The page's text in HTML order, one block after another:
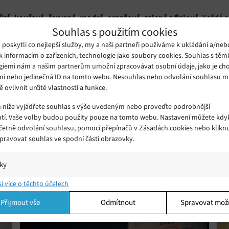
Souhlas s použitím cookies
poskytli co nejlepší služby, my a naši partneři používáme k ukládání a/
informacím o zařízeních, technologie jako soubory cookies. Souhlas s
nám a našim partnerům umožní zpracovávat osobní údaje, jako je
nebo jedinečná ID na tomto webu. Nesouhlas nebo odvolání souhlasu
ovlivnit určité vlastnosti a funkce.
vyjádřete souhlas s výše uvedeným nebo proveďte podrobnější
Vaše volby budou použity pouze na tomto webu. Nastavení můžete
odvolání souhlasu, pomocí přepínačů v Zásadách cookies nebo
souhlas ve spodní části obrazovky.
a/nebo přístup k informacím v zařízení, Porozumění publiku
kombinací údajů z různých zdrojů.
více o těchto účelech
Přijmout vše Odmítnout Spravovat
kouřové, červené, modré, oranžové, zelené a fialové. Každá
dolarů dražší než základní verze, které v tuto chvíli již nejsou
a společnost Analogue sdělila, že se po vyprodání již
přehrávat kazety Game Boy a Game Boy Advancepřímo z
. Můžete jej taképřipojit přímo ke konzoli Game
, pokud
nejsou jediné, které můžete s Pocket znovu zprovoznit:
prožít své herní zážitky z 90. let. Adaptéry pro TurboGrafx, Neo
dne objeví.